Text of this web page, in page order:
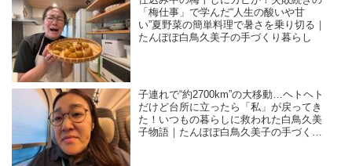
「梅仕事」で学んだ“人生の酸いや甘
い”夏野菜の簡単料理で暑さを乗り切る｜
たんぽぽ白鳥久美子の手づくり暮らし
子連れで“約2700km”の大移動…ヘトヘト
だけど台所に立ったら「私」が戻ってき
た！いつもの暮らしに救われた白鳥久美
子物語｜たんぽぽ白鳥久美子の手づくり